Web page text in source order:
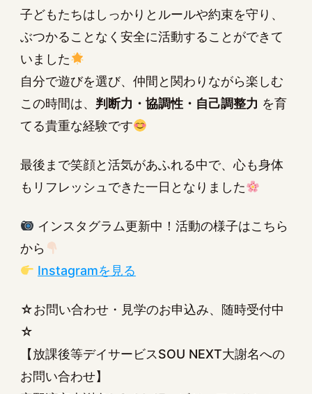
子どもたちはしっかりとルールや約束を守り、
ぶつかることなく安全に活動することができて
いました
自分で遊びを選び、仲間と関わりながら楽しむ
この時間は、 判断力・協調性・自己調整力 を育
てる貴重な経験です
最後まで笑顔と活気があふれる中で、心も身体
もリフレッシュできた一日となりました
インスタグラム更新中！活動の様子はこちら
から
Instagramを見る
☆お問い合わせ・見学のお申込み、随時受付中
☆
【放課後等デイサービスSOU NEXT大謝名への
お問い合わせ】